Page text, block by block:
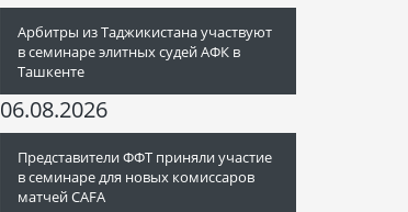
Арбитры из Таджикистана участвуют
в семинаре элитных судей АФК в
Ташкенте
06.08.2026
Представители ФФТ приняли участие
в семинаре для новых комиссаров
матчей CAFA